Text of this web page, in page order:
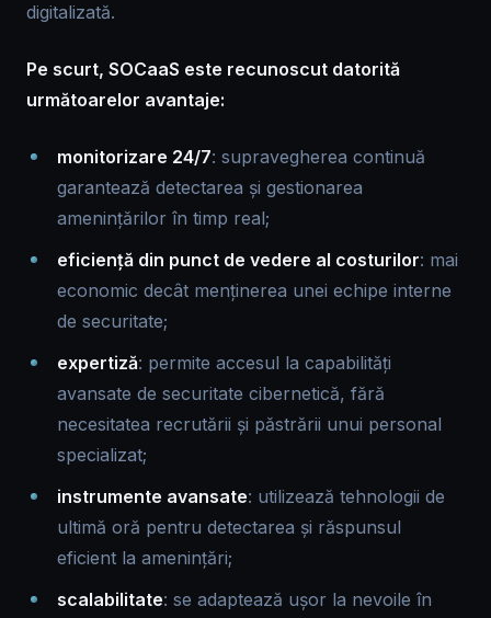
digitalizată.
Pe scurt, SOCaaS este recunoscut datorită
următoarelor avantaje:
monitorizare 24/7: supravegherea continuă
garantează detectarea și gestionarea
amenințărilor în timp real;
eficiență din punct de vedere al costurilor: mai
economic decât menținerea unei echipe interne
de securitate;
expertiză: permite accesul la capabilități
avansate de securitate cibernetică, fără
necesitatea recrutării și păstrării unui personal
specializat;
instrumente avansate: utilizează tehnologii de
ultimă oră pentru detectarea și răspunsul
eficient la amenințări;
scalabilitate: se adaptează ușor la nevoile în